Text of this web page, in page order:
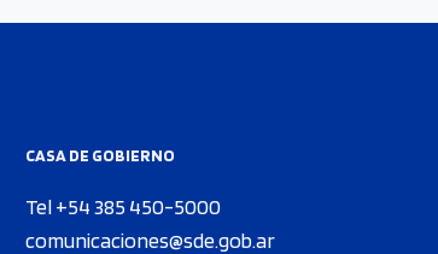
CASA DE GOBIERNO
Tel +54 385 450-5000
comunicaciones@sde.gob.ar